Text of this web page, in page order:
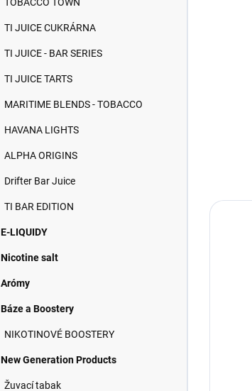
TI JUICE CUKRÁRNA
TI JUICE - BAR SERIES
TI JUICE TARTS
MARITIME BLENDS - TOBACCO
HAVANA LIGHTS
ALPHA ORIGINS
Drifter Bar Juice
TI BAR EDITION
E-LIQUIDY
Nicotine salt
Arómy
Báze a Boostery
NIKOTINOVÉ BOOSTERY
New Generation Products
Žuvací tabak